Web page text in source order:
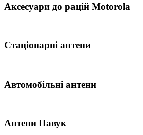
Аксесуари до рацій Motorola
Стаціонарні антени
Автомобільні антени
Антени Павук